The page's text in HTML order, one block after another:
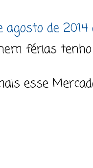
agosto de 2014
férias
esse